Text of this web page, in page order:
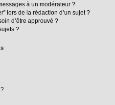
à un modérateur ?
lors de la rédaction d’un sujet ?
d’être approuvé ?
?